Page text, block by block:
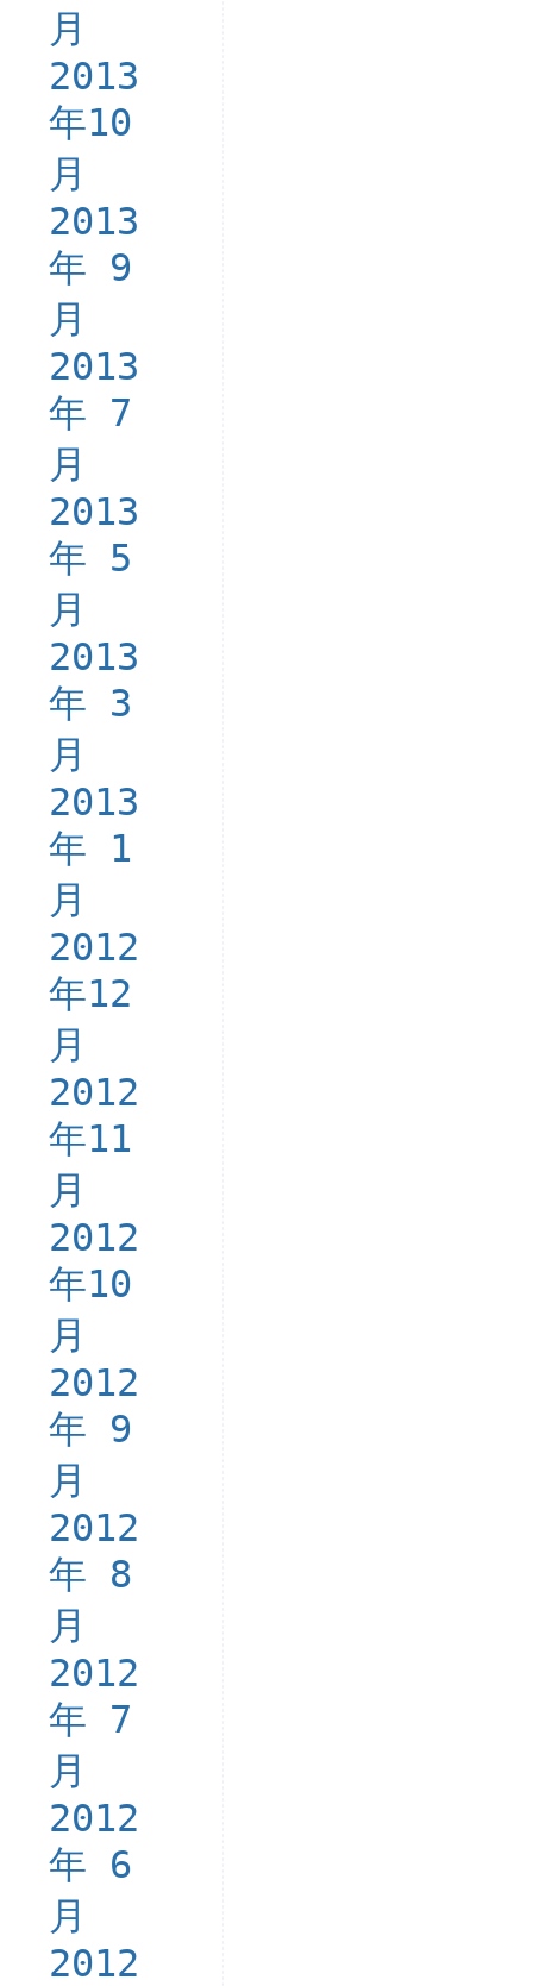
月
2013
年10
月
2013
年 9
月
2013
年 7
月
2013
年 5
月
2013
年 3
月
2013
年 1
月
2012
年12
月
2012
年11
月
2012
年10
月
2012
年 9
月
2012
年 8
月
2012
年 7
月
2012
年 6
月
2012